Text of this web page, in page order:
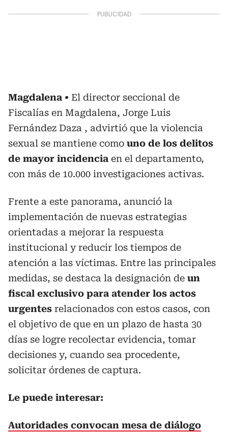
Magdalena
El director seccional de
Fiscalías en Magdalena, Jorge Luis
Fernández Daza , advirtió que la violencia
sexual se mantiene como uno de los delitos
de mayor incidencia en el departamento,
con más de 10.000 investigaciones activas.
Frente a este panorama, anunció la
implementación de nuevas estrategias
orientadas a mejorar la respuesta
institucional y reducir los tiempos de
atención a las víctimas. Entre las principales
medidas, se destaca la designación de un
fiscal exclusivo para atender los actos
urgentes relacionados con estos casos, con
el objetivo de que en un plazo de hasta 30
días se logre recolectar evidencia, tomar
decisiones y, cuando sea procedente,
solicitar órdenes de captura.
Le puede interesar:
Autoridades convocan mesa de diálogo